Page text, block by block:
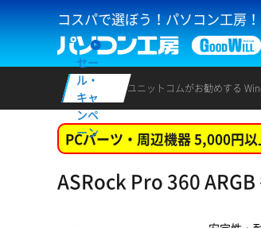
コスパで選ぼう！パソコン工房！
セー
ル・
キャ
ンペ
ーン
ユニットコムがお勧めする
PCパーツ・周辺機器 5,000円
ASRock Pro 360